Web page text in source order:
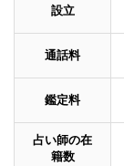
設立
通話料
鑑定料
占い師の在
籍数